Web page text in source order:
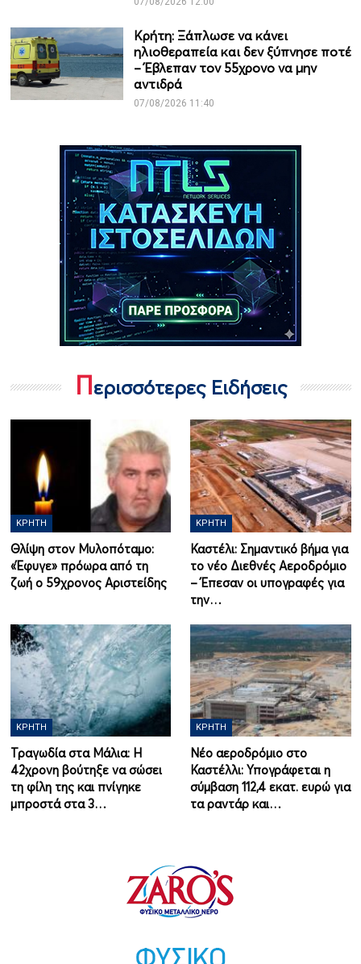
Κρήτη: Ξάπλωσε να κάνει
ηλιοθεραπεία και δεν ξύπνησε ποτέ
– Έβλεπαν τον 55χρονο να μην
αντιδρά
07/08/2026 11:40
Περισσότερες Ειδήσεις
ΚΡΉΤΗ
Θλίψη στον Μυλοπόταμο:
«Έφυγε» πρόωρα από τη
ζωή ο 59χρονος Αριστείδης
ΚΡΉΤΗ
Καστέλι: Σημαντικό βήμα για
το νέο Διεθνές Αεροδρόμιο
– Έπεσαν οι υπογραφές για
την…
ΚΡΉΤΗ
Τραγωδία στα Μάλια: Η
42χρονη βούτηξε να σώσει
τη φίλη της και πνίγηκε
μπροστά στα 3…
ΚΡΉΤΗ
Νέο αεροδρόμιο στο
Καστέλλι: Υπογράφεται η
σύμβαση 112,4 εκατ. ευρώ για
τα ραντάρ και…